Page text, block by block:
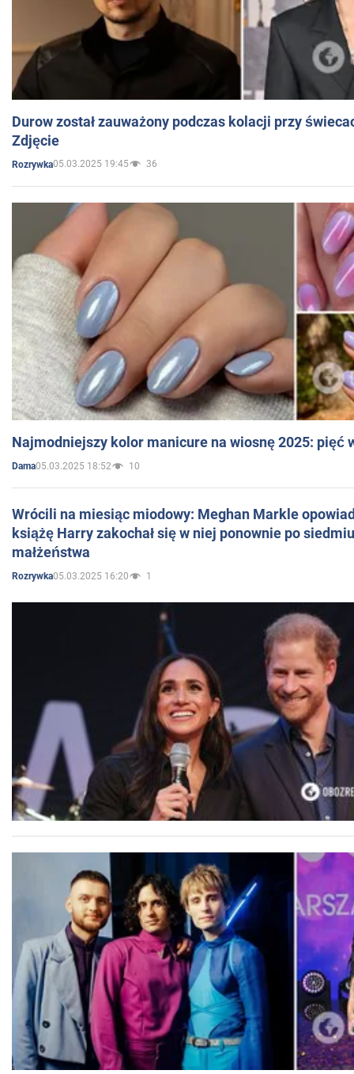
Durow został zauważony podczas kolacji przy
Zdjęcie
Rozrywka05.03.2025 19:45 36
Najmodniejszy kolor manicure na wiosnę 2025: pięć
Dama05.03.2025 18:52 10
Wrócili na miesiąc miodowy: Meghan Markle
książę Harry zakochał się w niej ponownie po
małżeństwa
Rozrywka05.03.2025 16:20 1